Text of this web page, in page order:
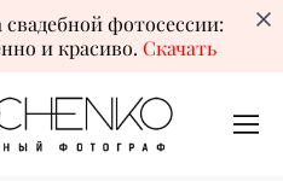
фотосессии:
и красиво. Скачать